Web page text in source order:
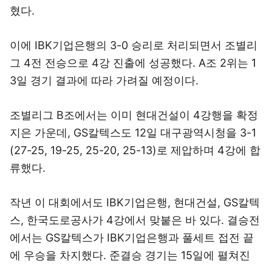
혔다.
이에 IBK기업은행의 3-0 승리로 처리되면서 조별리
그 4전 전승으로 4강 진출에 성공했다. A조 2위는 1
3일 경기 결과에 따라 가려질 예정이다.
조별리그 B조에서는 이미 현대건설이 4강행을 확정
지은 가운데, GS칼텍스도 12일 대구광역시청을 3-1
(27-25, 19-25, 25-20, 25-13)로 제압하며 4강에 합
류했다.
작년 이 대회에서도 IBK기업은행, 현대건설, GS칼텍
스, 한국도로공사가 4강에서 맞붙은 바 있다. 결승전
에서는 GS칼텍스가 IBK기업은행과 풀세트 접전 끝
에 우승을 차지했다. 준결승 경기는 15일에 펼쳐진